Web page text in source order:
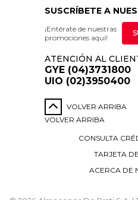
SUSCRÍBETE A
¡Entérate de nuestras
promociones aquí!
ATENCIÓN AL
GYE (04)3731800
UIO (02)3950400
VOLVER ARRIBA
VOLVER ARRIBA
CONSULTA
TARJETA
ACERCA DE